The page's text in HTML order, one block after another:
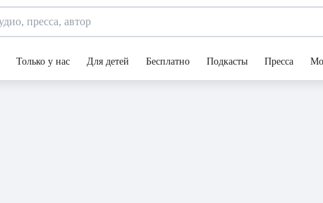
Только у нас Для детей Бесплатно Подкасты Пресса